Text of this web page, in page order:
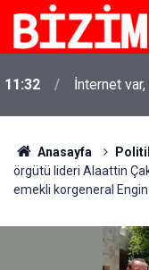
11:30
Aksoy
ikna eden
Anasayfa
örgütü lideri Alaattin
emekli korgeneral